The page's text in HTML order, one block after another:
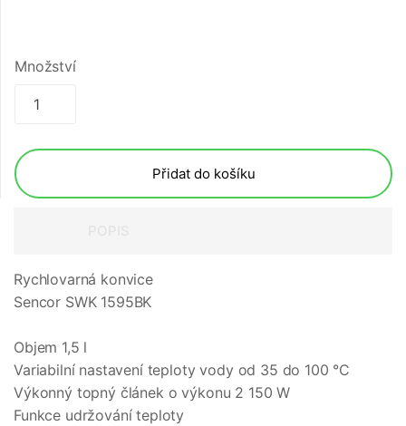
Množství
Přidat do košíku
Rychlovarná konvice
Sencor SWK 1595BK
Objem 1,5 l
Variabilní nastavení teploty vody od 35 do 100 °C
Výkonný topný článek o výkonu 2 150 W
Funkce udržování teploty